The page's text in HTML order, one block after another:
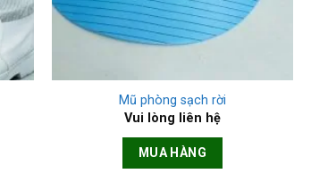
Mũ phòng sạch rời
Vui lòng liên hệ
MUA HÀNG